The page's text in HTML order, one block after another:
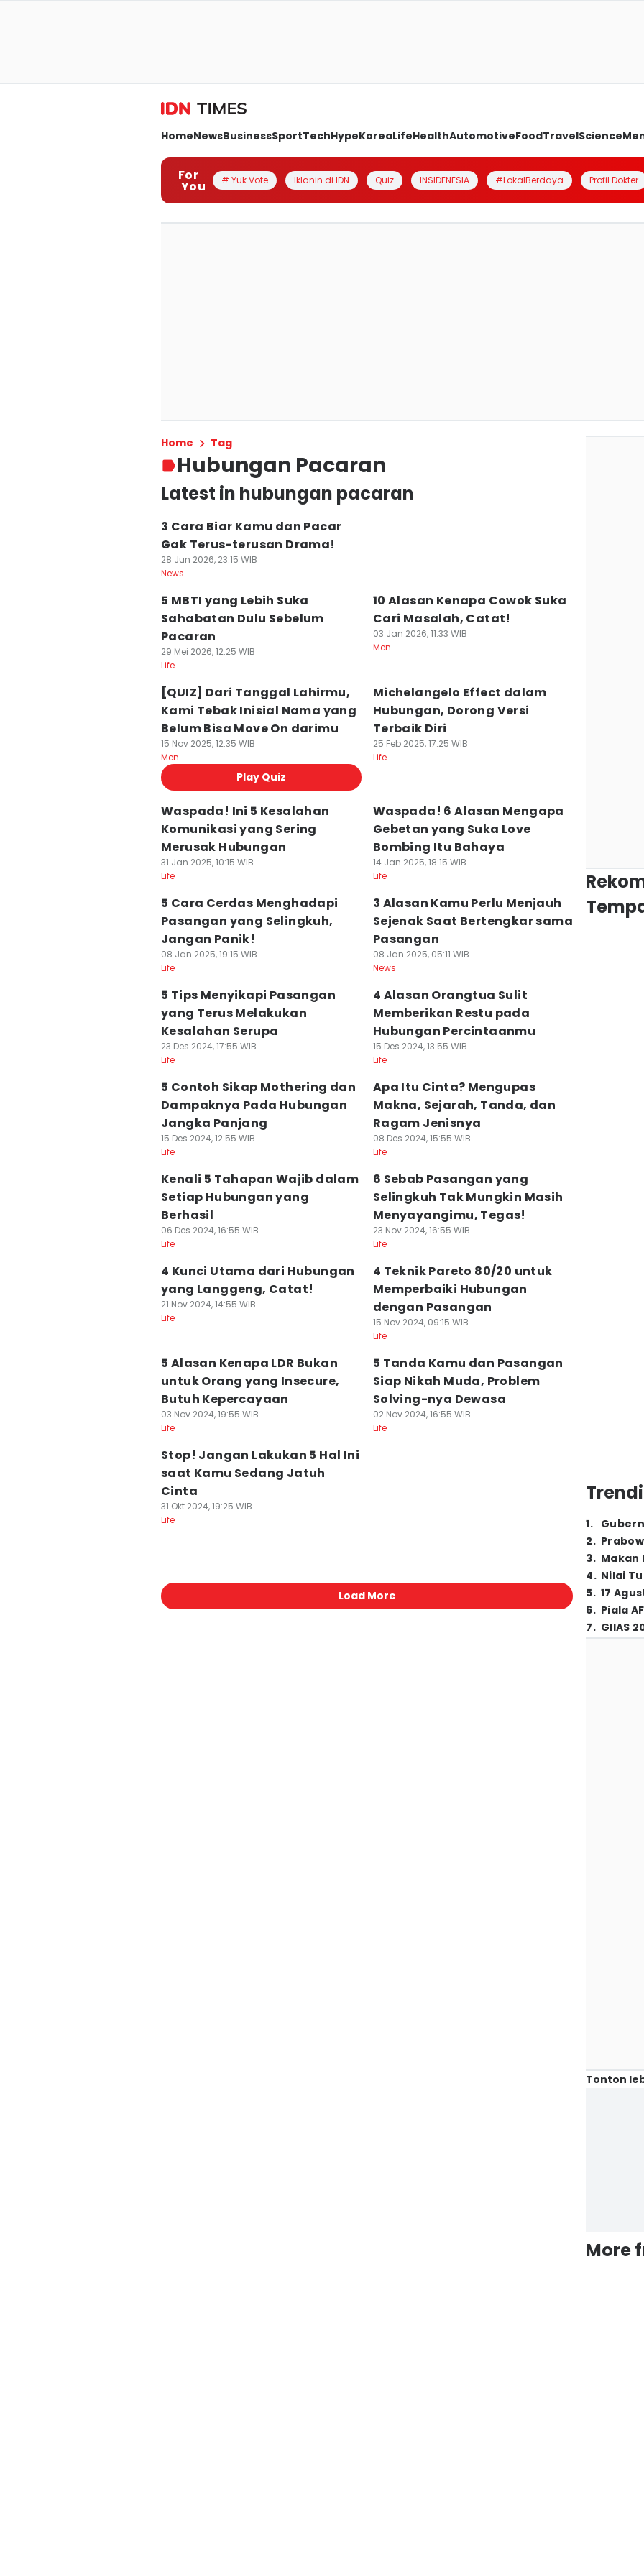
HomeNewsBusinessSportTechHypeKoreaLifeHealthAutomotiveFoodTravelScience
For
You # Yuk Vote Iklanin di IDN Quiz INSIDENESIA #LokalBerdaya Profil Dokter
Home Tag
Hubungan Pacaran
Latest in hubungan pacaran
3 Cara Biar Kamu dan Pacar
Gak Terus-terusan Drama!
28 Jun 2026, 23:15 WIB
News
5 MBTI yang Lebih Suka
Sahabatan Dulu Sebelum
Pacaran
29 Mei 2026, 12:25 WIB
Life
10 Alasan Kenapa Cowok Suka
Cari Masalah, Catat!
03 Jan 2026, 11:33 WIB
Men
[QUIZ] Dari Tanggal Lahirmu,
Kami Tebak Inisial Nama yang
Belum Bisa Move On darimu
15 Nov 2025, 12:35 WIB
Men
Play Quiz
Michelangelo Effect dalam
Hubungan, Dorong Versi
Terbaik Diri
25 Feb 2025, 17:25 WIB
Life
Waspada! Ini 5 Kesalahan
Komunikasi yang Sering
Merusak Hubungan
31 Jan 2025, 10:15 WIB
Life
Waspada! 6 Alasan Mengapa
Gebetan yang Suka Love
Bombing Itu Bahaya
14 Jan 2025, 18:15 WIB
Life
5 Cara Cerdas Menghadapi
Pasangan yang Selingkuh,
Jangan Panik!
08 Jan 2025, 19:15 WIB
Life
3 Alasan Kamu Perlu Menjauh
Sejenak Saat Bertengkar sama
Pasangan
08 Jan 2025, 05:11 WIB
News
5 Tips Menyikapi Pasangan
yang Terus Melakukan
Kesalahan Serupa
23 Des 2024, 17:55 WIB
Life
4 Alasan Orangtua Sulit
Memberikan Restu pada
Hubungan Percintaanmu
15 Des 2024, 13:55 WIB
Life
5 Contoh Sikap Mothering dan
Dampaknya Pada Hubungan
Jangka Panjang
15 Des 2024, 12:55 WIB
Life
Apa Itu Cinta? Mengupas
Makna, Sejarah, Tanda, dan
Ragam Jenisnya
08 Des 2024, 15:55 WIB
Life
Kenali 5 Tahapan Wajib dalam
Setiap Hubungan yang
Berhasil
06 Des 2024, 16:55 WIB
Life
6 Sebab Pasangan yang
Selingkuh Tak Mungkin Masih
Menyayangimu, Tegas!
23 Nov 2024, 16:55 WIB
Life
4 Kunci Utama dari Hubungan
yang Langgeng, Catat!
21 Nov 2024, 14:55 WIB
Life
4 Teknik Pareto 80/20 untuk
Memperbaiki Hubungan
dengan Pasangan
15 Nov 2024, 09:15 WIB
Life
5 Alasan Kenapa LDR Bukan
untuk Orang yang Insecure,
Butuh Kepercayaan
03 Nov 2024, 19:55 WIB
Life
5 Tanda Kamu dan Pasangan
Siap Nikah Muda, Problem
Solving-nya Dewasa
02 Nov 2024, 16:55 WIB
Life
Stop! Jangan Lakukan 5 Hal Ini
saat Kamu Sedang Jatuh
Cinta
31 Okt 2024, 19:25 WIB
Life
Load More
1.
2.
3. Makan
4. Nilai
5. 17
6. Piala
7. GIIAS
Tonton
More